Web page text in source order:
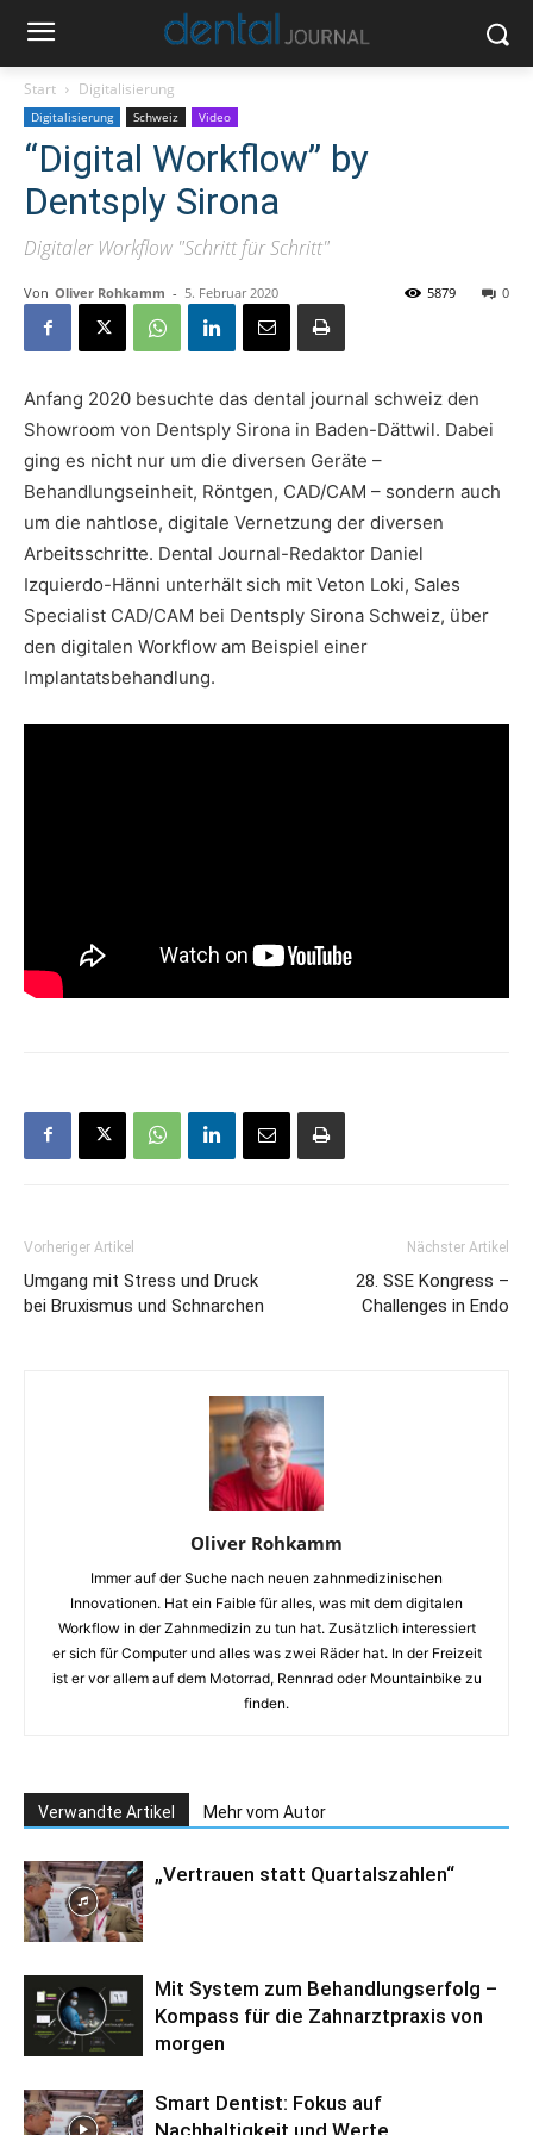
Start Digitalisierung
Digitalisierung Schweiz Video
“Digital Workflow” by
Dentsply Sirona
Digitaler Workflow "Schritt für Schritt"
Von Oliver Rohkamm - 5. Februar 2020 0
5879
Anfang 2020 besuchte das dental journal schweiz den
Showroom von Dentsply Sirona in Baden-Dättwil. Dabei
ging es nicht nur um die diversen Geräte –
Behandlungseinheit, Röntgen, CAD/CAM – sondern auch
um die nahtlose, digitale Vernetzung der diversen
Arbeitsschritte. Dental Journal-Redaktor Daniel
Izquierdo-Hänni unterhält sich mit Veton Loki, Sales
Specialist CAD/CAM bei Dentsply Sirona Schweiz, über
den digitalen Workflow am Beispiel einer
Implantatsbehandlung.
Vorheriger Artikel
Umgang mit Stress und Druck
bei Bruxismus und Schnarchen
Nächster Artikel
28. SSE Kongress –
Challenges in Endo
Oliver Rohkamm
Immer auf der Suche nach neuen zahnmedizinischen
Innovationen. Hat ein Faible für alles, was mit dem digitalen
Workflow in der Zahnmedizin zu tun hat. Zusätzlich interessiert
er sich für Computer und alles was zwei Räder hat. In der Freizeit
ist er vor allem auf dem Motorrad, Rennrad oder Mountainbike zu
finden.
Verwandte Artikel Mehr vom Autor
„Vertrauen statt Quartalszahlen“
Mit System zum Behandlungserfolg –
Kompass für die Zahnarztpraxis von
morgen
Smart Dentist: Fokus auf
Nachhaltigkeit und Werte